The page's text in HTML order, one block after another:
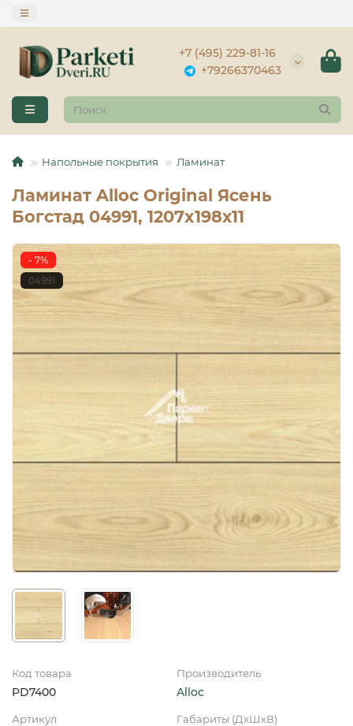
+7 (495) 229-81-16
+79266370463
Напольные покрытия Ламинат
Ламинат Alloc Original Ясень
Богстад 04991, 1207x198х11
- 7%
04991
Код товара
PD7400
Производитель
Alloc
Артикул Габариты (ДхШхВ)